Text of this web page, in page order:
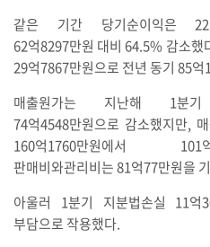
같은 기간 당기순이익은 22
62억8297만원 대비 64.5% 감소했
29억7867만원으로 전년 동기 85
매출원가는 지난해 1분
74억4548만원으로 감소했지만,
160억1760만원에서 101
판매비와관리비는 81억77만원을
아울러 1분기 지분법손실 11억
부담으로 작용했다.